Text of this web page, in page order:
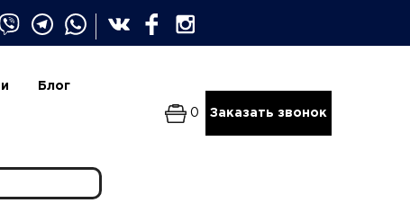
Блог
0 Заказать звонок